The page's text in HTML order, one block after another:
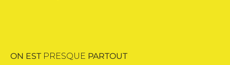
ON EST PRESQUE PARTOUT